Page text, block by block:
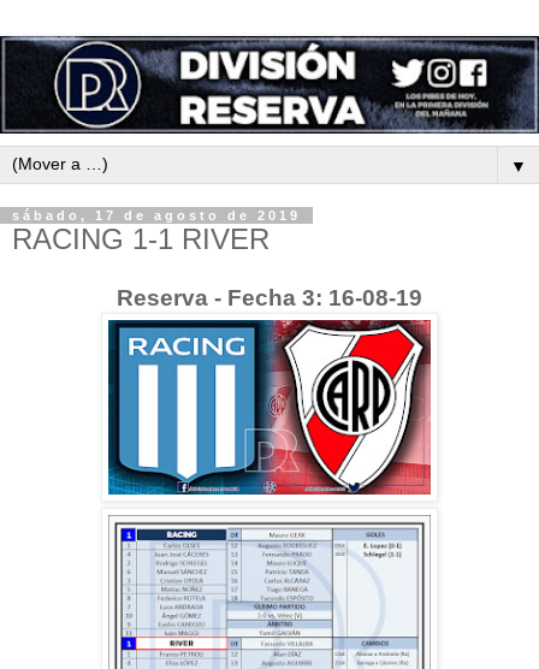
▼
sábado, 17 de agosto de 2019
RACING 1-1 RIVER
Reserva - Fecha 3: 16-08-19